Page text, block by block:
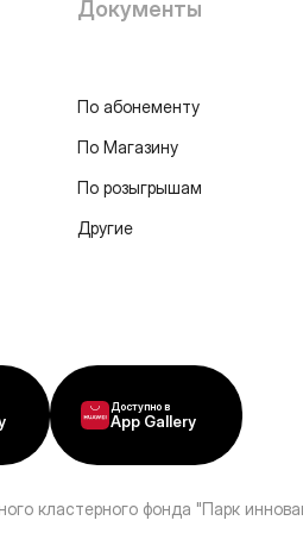
Документы
По абонементу
По Магазину
По розыгрышам
Другие
Доступно в
App Gallery
кластерного фонда "Парк